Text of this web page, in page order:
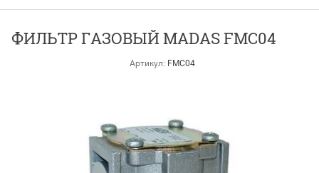
ФИЛЬТР ГАЗОВЫЙ MADAS FMC04
Артикул: FMC04